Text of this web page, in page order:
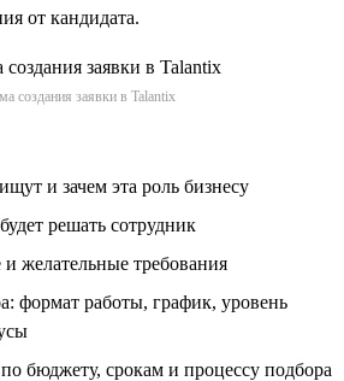
от кандидата.
создания заявки в Talantix
и зачем эта роль бизнесу
решать сотрудник
и желательные требования
формат работы, график, уровень
бюджету, срокам и процессу подбора